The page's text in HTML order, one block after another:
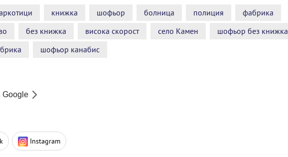
книжка шофьор болница полиция
фабрика
без книжка висока скорост село Камен
шофьор без книжка
шофьор канабис
Google
Instagram